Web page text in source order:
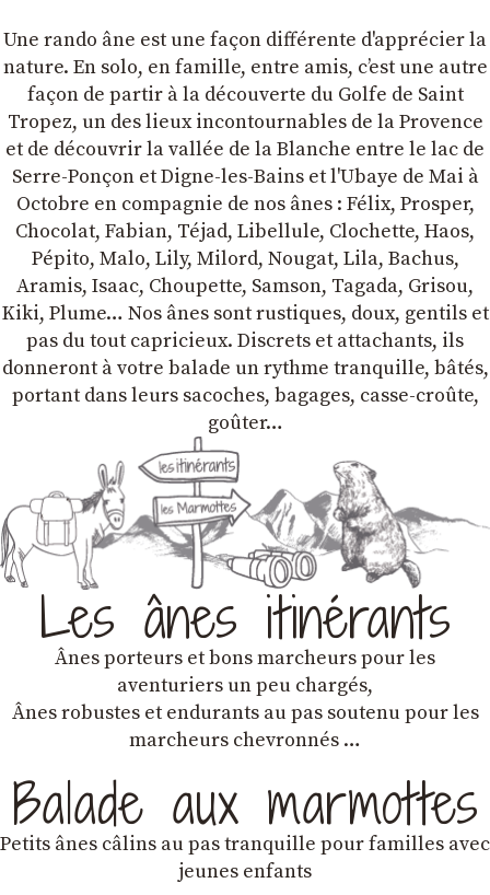
Une rando âne est une façon différente d'apprécier la
nature. En solo, en famille, entre amis, cʼest une autre
façon de partir à la découverte du Golfe de Saint
Tropez, un des lieux incontournables de la Provence
et de découvrir la vallée de la Blanche entre le lac de
Serre-Ponçon et Digne-les-Bains et l'Ubaye de Mai à
Octobre en compagnie de nos ânes : Félix, Prosper,
Chocolat, Fabian, Téjad, Libellule, Clochette, Haos,
Pépito, Malo, Lily, Milord, Nougat, Lila, Bachus,
Aramis, Isaac, Choupette, Samson, Tagada, Grisou,
Kiki, Plume… Nos ânes sont rustiques, doux, gentils et
pas du tout capricieux. Discrets et attachants, ils
donneront à votre balade un rythme tranquille, bâtés,
portant dans leurs sacoches, bagages, casse-croûte,
goûter…
Les ânes itinérants
Ânes porteurs et bons marcheurs pour les
aventuriers un peu chargés,
Ânes robustes et endurants au pas soutenu pour les
marcheurs chevronnés …
Balade aux marmottes
Petits ânes câlins au pas tranquille pour familles avec
jeunes enfants